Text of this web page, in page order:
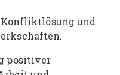
und
positiver